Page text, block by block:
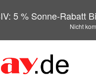
5 % Sonne-Rabatt
Nicht